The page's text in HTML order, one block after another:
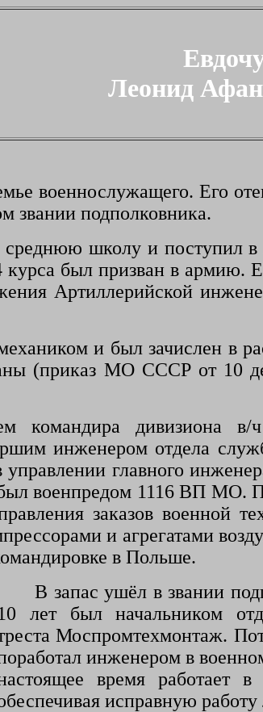
Леонид
военнослужащего. Его
звании подполковника.
среднюю школуи поступил в
курса был призван в армию.
Артиллерийской
и был зачислен в
(приказ МО СССР от 10
командира дивизиона в/
инженером отдела
главного
военпредом 1116 ВП МО.
заказов военной
и агрегатами
в Польше.
В запас ушёл в звании
лет был начальником
Моспромтехмонтаж.
инженером в
время работает
исправную